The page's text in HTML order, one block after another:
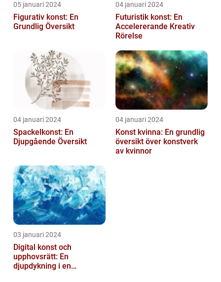
05 januari 2024
Figurativ konst: En
Grundlig Översikt
04 januari 2024
Futuristik konst: En
Accelererande Kreativ
Rörelse
04 januari 2024
Spackelkonst: En
Djupgående Översikt
04 januari 2024
Konst kvinna: En grundlig
översikt över konstverk
av kvinnor
03 januari 2024
Digital konst och
upphovsrätt: En
djupdykning i en